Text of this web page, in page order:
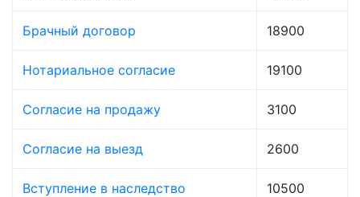
Брачный договор 18900
Нотариальное согласие 19100
Согласие на продажу 3100
Согласие на выезд 2600
Вступление в наследство 10500